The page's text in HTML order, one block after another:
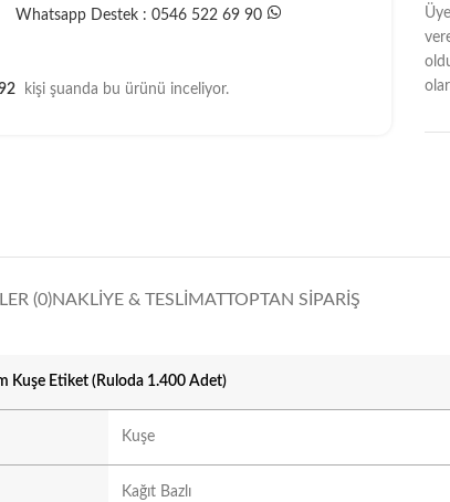
Whatsapp Destek : 0546 522 69 90
kişi şuanda bu ürünü inceliyor.
(0)NAKLIYE & TESLIMATTOPTAN SIPARIŞ
Kuşe Etiket (Ruloda 1.400 Adet)
Kuşe
Kağıt Bazlı